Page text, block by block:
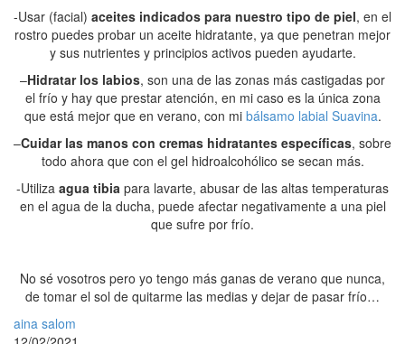
-Usar (facial) aceites indicados para nuestro tipo de piel, en el
rostro puedes probar un aceite hidratante, ya que penetran mejor
y sus nutrientes y principios activos pueden ayudarte.
–Hidratar los labios, son una de las zonas más castigadas por
el frío y hay que prestar atención, en mi caso es la única zona
que está mejor que en verano, con mi bálsamo labial Suavina.
–Cuidar las manos con cremas hidratantes específicas, sobre
todo ahora que con el gel hidroalcohólico se secan más.
-Utiliza agua tibia para lavarte, abusar de las altas temperaturas
en el agua de la ducha, puede afectar negativamente a una piel
que sufre por frío.
No sé vosotros pero yo tengo más ganas de verano que nunca,
de tomar el sol de quitarme las medias y dejar de pasar frío…
aina salom